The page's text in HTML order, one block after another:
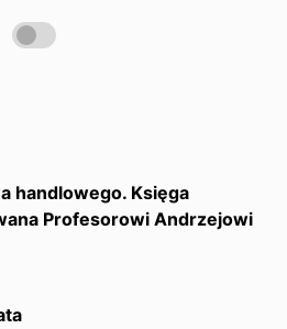
handlowego. Księga
Profesorowi Andrzejowi